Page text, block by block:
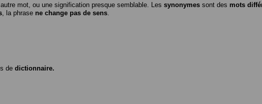
mot, ou une signification presque semblable. Les synonymes sont des mots
, la phrase ne change pas de sens
de dictionnaire.